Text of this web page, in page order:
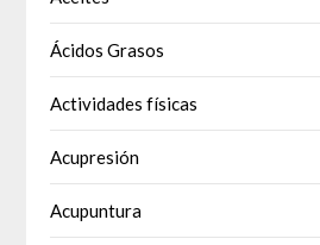
Ácidos Grasos
Actividades físicas
Acupresión
Acupuntura